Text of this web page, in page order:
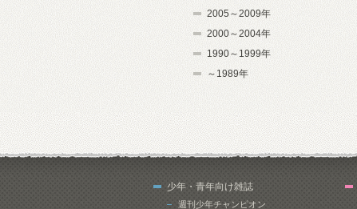
2005～2009年
2000～2004年
1990～1999年
～1989年
少年・青年向け雑誌
週刊少年チャンピオン